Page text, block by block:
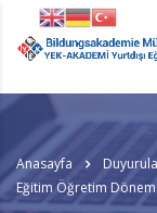
Anasayfa
Eğitim Öğretim